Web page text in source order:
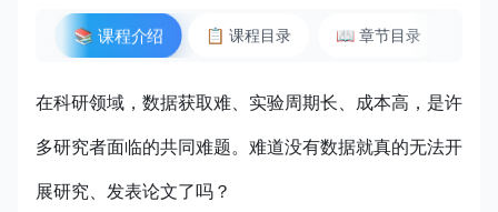
📚 课程介绍 📋 课程目录 📖 章节目录
在科研领域，数据获取难、实验周期长、成本高，是许
多研究者面临的共同难题。难道没有数据就真的无法开
展研究、发表论文了吗？